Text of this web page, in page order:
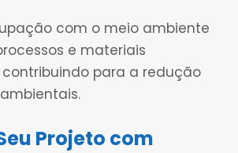
com o meio ambiente
e materiais
contribuindo para a redução
Projeto com